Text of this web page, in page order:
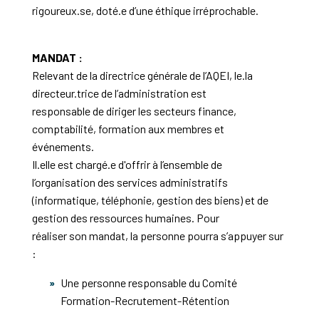
rigoureux.se, doté.e d’une éthique irréprochable.
MANDAT :
Relevant de la directrice générale de l’AQEI, le.la
directeur.trice de l’administration est
responsable de diriger les secteurs finance,
comptabilité, formation aux membres et
événements.
Il.elle est chargé.e d'offrir à l’ensemble de
l’organisation des services administratifs
(informatique, téléphonie, gestion des biens) et de
gestion des ressources humaines. Pour
réaliser son mandat, la personne pourra s’appuyer sur
:
Une personne responsable du Comité
Formation-Recrutement-Rétention